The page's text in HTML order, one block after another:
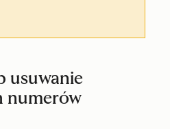
usuwanie
numerów